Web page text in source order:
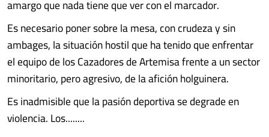
amargo que nada tiene que ver con el marcador.
Es necesario poner sobre la mesa, con crudeza y sin
ambages, la situación hostil que ha tenido que enfrentar
el equipo de los Cazadores de Artemisa frente a un sector
minoritario, pero agresivo, de la afición holguinera.
Es inadmisible que la pasión deportiva se degrade en
violencia. Los........